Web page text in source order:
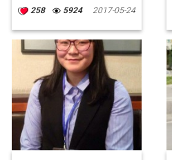
258 5924 2017-05-24